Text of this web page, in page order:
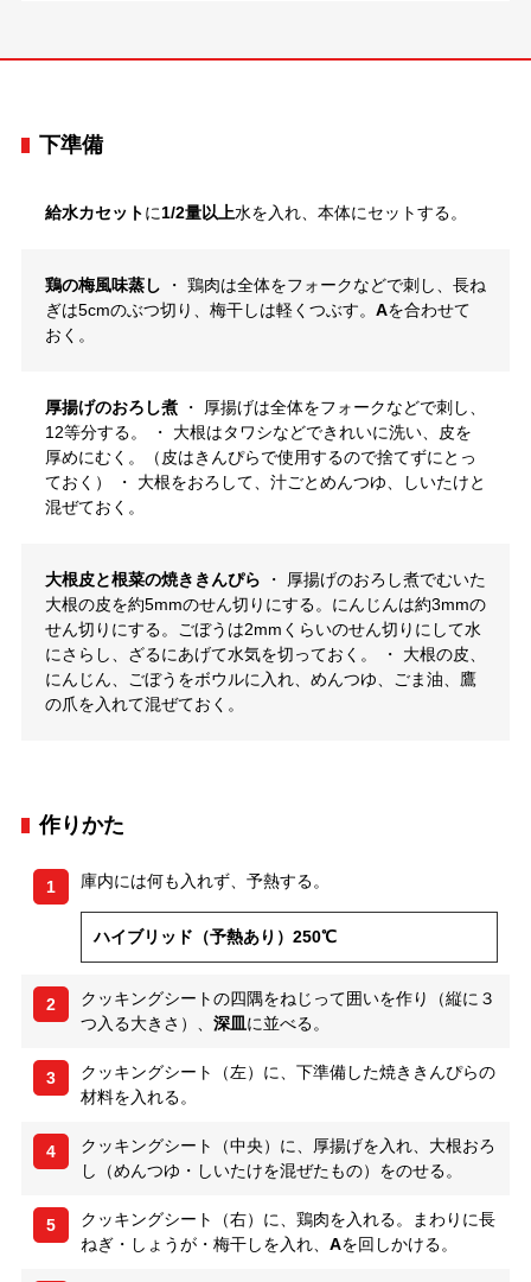
下準備
給水カセットに1/2量以上水を入れ、本体にセットする。
鶏の梅風味蒸し ・ 鶏肉は全体をフォークなどで刺し、長ね
ぎは5cmのぶつ切り、梅干しは軽くつぶす。 Aを合わせて
おく。
厚揚げのおろし煮 ・ 厚揚げは全体をフォークなどで刺し、
12等分する。 ・ 大根はタワシなどできれいに洗い、皮を
厚めにむく。（皮はきんぴらで使用するので捨てずにとっ
ておく） ・ 大根をおろして、汁ごとめんつゆ、しいたけと
混ぜておく。
大根皮と根菜の焼ききんぴら
・ 厚揚げのおろし煮でむいた
大根の皮を約5mmのせん切りにする。にんじんは約3mmの
せん切りにする。ごぼうは2mmくらいのせん切りにして水
にさらし、ざるにあげて水気を切っておく。 ・ 大根の皮、
にんじん、ごぼうをボウルに入れ、めんつゆ、ごま油、鷹
の爪を入れて混ぜておく。
作りかた
1 庫内には何も入れず、予熱する。
ハイブリッド（予熱あり）250℃
2
クッキングシートの四隅をねじって囲いを作り（縦に３
つ入る大きさ）、 深皿に並べる。
3
クッキングシート（左）に、下準備した焼ききんぴらの
材料を入れる。
4
クッキングシート（中央）に、厚揚げを入れ、大根おろ
し（めんつゆ・しいたけを混ぜたもの）をのせる。
5
クッキングシート（右）に、鶏肉を入れる。まわりに長
ねぎ・しょうが・梅干しを入れ、 Aを回しかける。